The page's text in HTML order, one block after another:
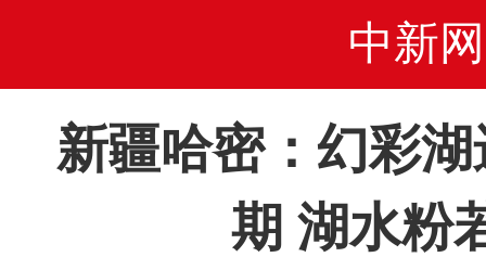
中新网
新疆哈密：幻彩
期 湖水粉